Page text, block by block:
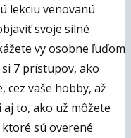
lekciu venovanú
svoje silné
vy osobne ľuďom
7 prístupov, ako
cez vaše hobby, až
to, ako už môžete
sú overené